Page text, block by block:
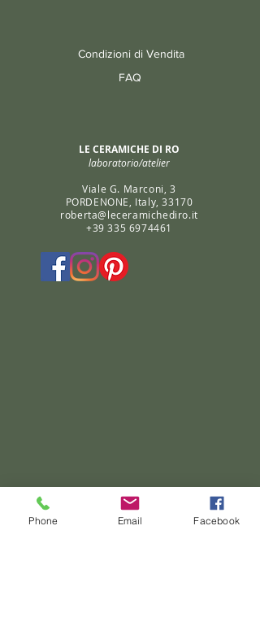
Condizioni di Vendita
FAQ
LE CERAMICHE DI RO
laboratorio/atelier
Viale G. Marconi, 3
PORDENONE, Italy, 33170
roberta@leceramichediro.it
+39 335 6974461
Phone Email Facebook